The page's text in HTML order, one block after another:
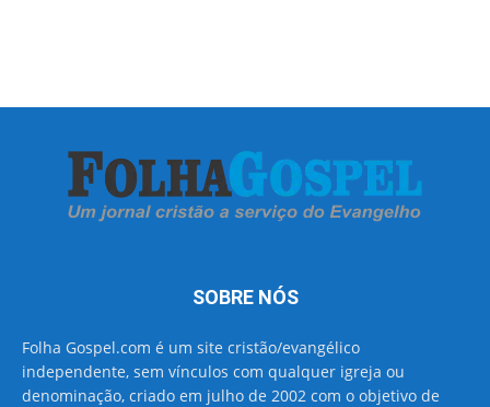
SOBRE NÓS
Folha Gospel.com é um site cristão/evangélico
independente, sem vínculos com qualquer igreja ou
denominação, criado em julho de 2002 com o objetivo de